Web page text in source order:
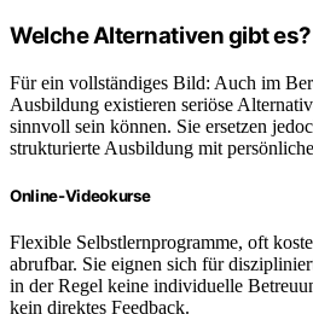
Welche Alternativen gibt es?
Für ein vollständiges Bild: Auch im
Ausbildung existieren seriöse
sinnvoll sein können. Sie ersetzen
strukturierte Ausbildung mit
Online-Videokurse
Flexible Selbstlernprogramme, oft
abrufbar. Sie eignen sich für
in der Regel keine individuelle
kein direktes Feedback.